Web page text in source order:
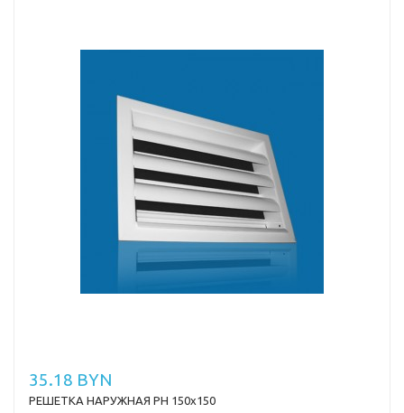
35.18 BYN
РЕШЕТКА НАРУЖНАЯ РН 150х150